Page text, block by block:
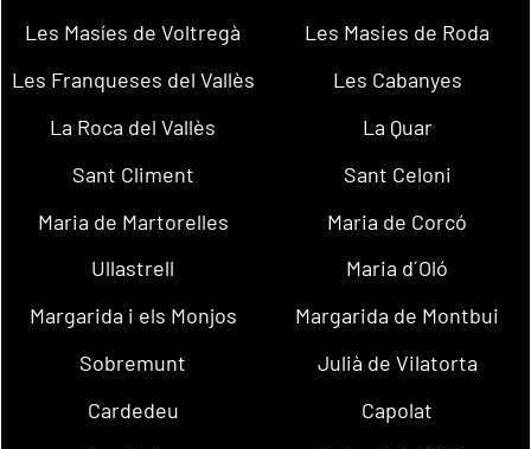
Les Masíes de Voltregà
Les Masies de Roda
Les Franqueses del Vallès
Les Cabanyes
La Roca del Vallès
La Quar
Sant Climent
Sant Celoni
Maria de Martorelles
Maria de Corcó
Ullastrell
Maria d´Oló
Margarida i els Monjos
Margarida de Montbui
Sobremunt
Julià de Vilatorta
Cardedeu
Capolat